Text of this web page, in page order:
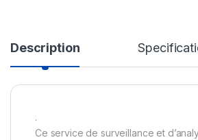
Description
.
Ce service de surveillance et